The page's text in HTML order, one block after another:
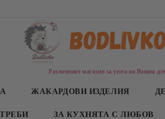
Различният магазин за уюта на Вашия
ЖАКАРДОВИ ИЗДЕЛИЯ
ЗА КУХНЯТА С ЛЮБОВ